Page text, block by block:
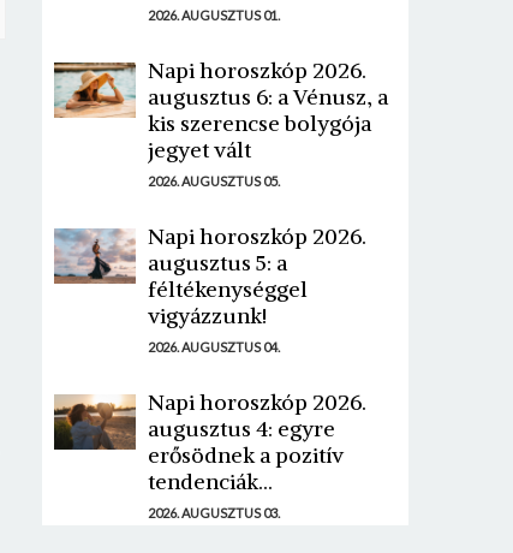
2026. AUGUSZTUS 01.
Napi horoszkóp 2026.
augusztus 6: a Vénusz, a
kis szerencse bolygója
jegyet vált
2026. AUGUSZTUS 05.
Napi horoszkóp 2026.
augusztus 5: a
féltékenységgel
vigyázzunk!
2026. AUGUSZTUS 04.
Napi horoszkóp 2026.
augusztus 4: egyre
erősödnek a pozitív
tendenciák...
2026. AUGUSZTUS 03.